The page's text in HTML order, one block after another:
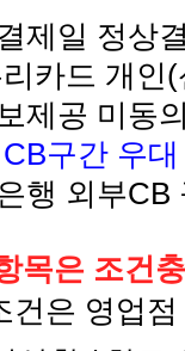
제일 정상
카드 개인
제공 미동
구간 우대
행 외부CB
목은 조건
은 영업점